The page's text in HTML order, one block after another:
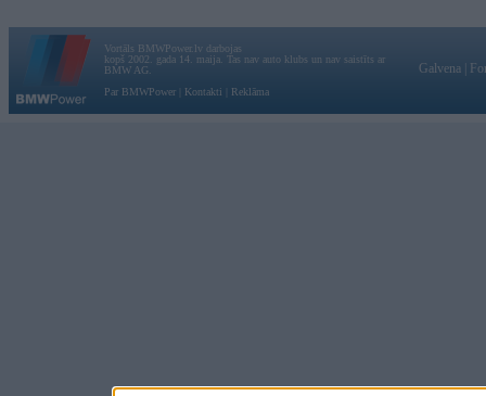
Vortāls BMWPower.lv darbojas
kopš 2002. gada 14. maija. Tas nav auto klubs un nav saistīts ar
BMW AG.
Par BMWPower
Kontakti Reklāma
Galvena